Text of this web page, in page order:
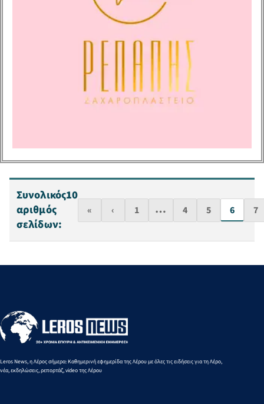
Συνολικός
αριθμός
σελίδων:
10
« ‹ 1 … 4 5 6 7
Leros News, η Λέρος σήμερα: Καθημερινή εφημερίδα της Λέρου με όλες τις ειδήσεις για τη Λέρο,
νέα, εκδηλώσεις, ρεπορτάζ, video της Λέρου